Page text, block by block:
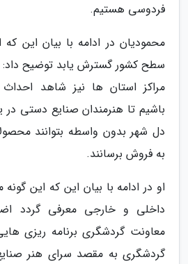
فردوسی هستیم.
محمودیان در ادامه با بیان این که
سطح کشور گسترش یابد توضیح داد:
مراکز استان ها نیز شاهد
باشیم تا هنرمندان صنایع دستی
دل شهر بدون واسطه بتوانند
به فروش برسانند.
او در ادامه با بیان این که این گونه
داخلی و خارجی معرفی گردد
معاونت گردشگری برنامه ریزی
گردشگری به مقصد سرای هنر